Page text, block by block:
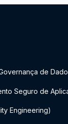
de
Seguro de
Engineering)